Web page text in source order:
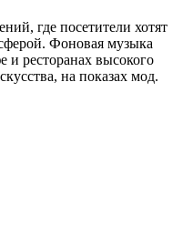
где посетители хотят
Фоновая музыка
и ресторанах высокого
на показах мод.